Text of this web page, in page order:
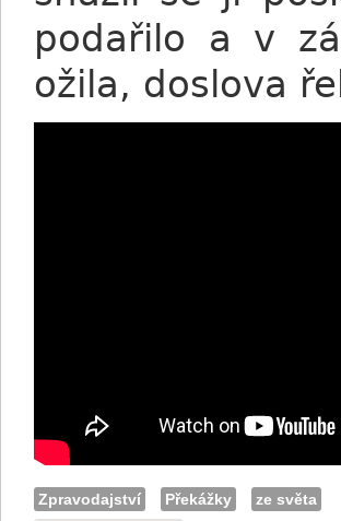
podařilo a v
ožila, doslova
Zpravodajství Překážky ze světa